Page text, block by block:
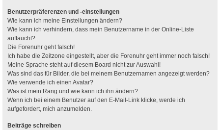
Benutzerpräferenzen und -einstellungen
Wie kann ich meine Einstellungen ändern?
Wie kann ich verhindern, dass mein Benutzername in der Online-Liste
auftaucht?
Die Forenuhr geht falsch!
Ich habe die Zeitzone eingestellt, aber die Forenuhr geht immer noch falsch!
Meine Sprache steht auf diesem Board nicht zur Auswahl!
Was sind das für Bilder, die bei meinem Benutzernamen angezeigt werden?
Wie verwende ich einen Avatar?
Was ist mein Rang und wie kann ich ihn ändern?
Wenn ich bei einem Benutzer auf den E-Mail-Link klicke, werde ich
aufgefordert, mich anzumelden.
Beiträge schreiben